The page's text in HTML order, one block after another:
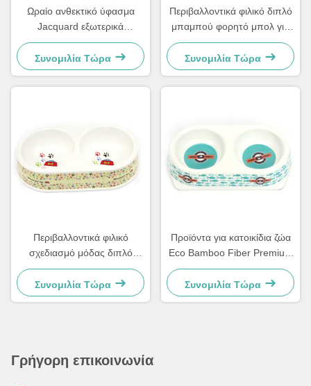
Ωραίο ανθεκτικό ύφασμα
Jacquard εξωτερικά
μαξιλάρια Sunbrella ύφασμα
Συνομιλία Τώρα
Περιβαλλοντικά φιλικό διπλό
μπαμπού φορητό μπολ για
σκύλους και κατοικίδια ζώα
Συνομιλία Τώρα
Περιβαλλοντικά φιλικό
σχεδιασμό μόδας διπλό
δοχείο σκουπιδιών από ίνες
μπαμπού
Συνομιλία Τώρα
Προϊόντα για κατοικίδια ζώα
Eco Bamboo Fiber Premium
Dog Double Bowl
Συνομιλία Τώρα
Γρήγορη επικοινωνία